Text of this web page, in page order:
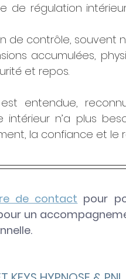
de régulation
de contrôle, souvent
accumulées,
et repos.
est entendue,
intérieur n’a plus
la confiance et le
de contact pour
un